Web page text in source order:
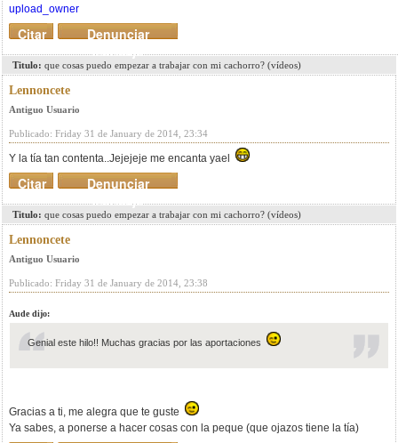
upload_owner
Denunciar
mensaje
Citar
Titulo: que cosas puedo empezar a trabajar con mi cachorro? (vídeos)
Lennoncete
Antiguo Usuario
Publicado: Friday 31 de January de 2014, 23:34
Y la tía tan contenta..Jejejeje me encanta yael
Denunciar
mensaje
Citar
Titulo: que cosas puedo empezar a trabajar con mi cachorro? (vídeos)
Lennoncete
Antiguo Usuario
Publicado: Friday 31 de January de 2014, 23:38
Aude dijo:
Genial este hilo!! Muchas gracias por las aportaciones
Gracias a ti, me alegra que te guste
Ya sabes, a ponerse a hacer cosas con la peque (que ojazos tiene la tía)